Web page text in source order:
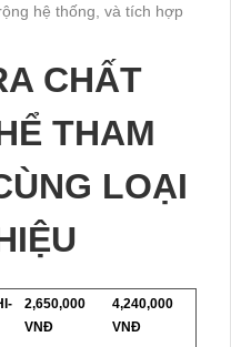
hệ thống, và tích hợp
CHẤT
THAM
LOẠI
2,650,000
VNĐ
4,240,000
VNĐ